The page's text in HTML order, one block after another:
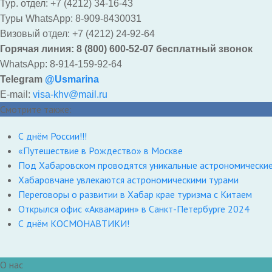
Тур. отдел: +7 (4212) 34-16-43
Туры WhatsApp: 8-909-8430031
Визовый отдел: +7 (4212) 24-92-64
Горячая линия: 8 (800) 600-52-07 бесплатный звонок
WhatsApp: 8-914-159-92-64
Telegram @Usmarina
E-mail: visa-khv@mail.ru
Смотрите также:
С днём России!!!
«Путешествие в Рождество» в Москве
Под Хабаровском проводятся уникальные
Хабаровчане увлекаются астрономическими турами
Переговоры о развитии в Хабар крае туризма с Китаем
Открылся офис «Аквамарин» в Санкт-Петербурге 2024
С днём КОСМОНАВТИКИ!
О нас